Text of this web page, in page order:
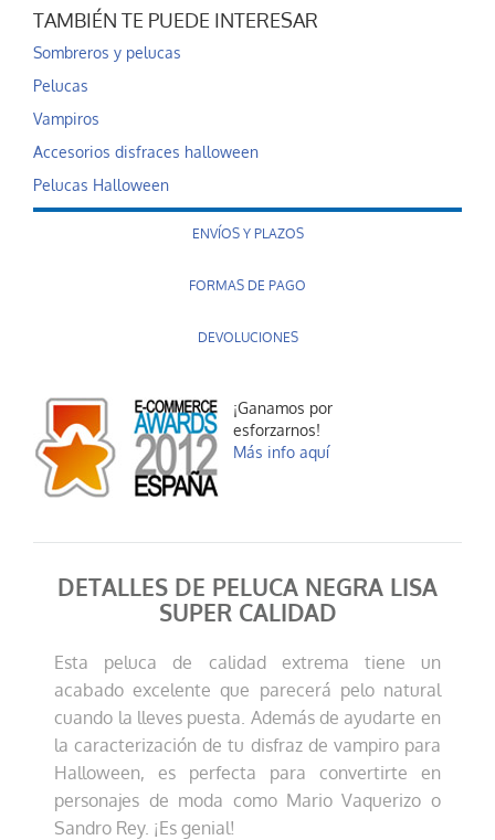
TAMBIÉN TE PUEDE INTERESAR
Sombreros y pelucas
Pelucas
Vampiros
Accesorios disfraces halloween
Pelucas Halloween
ENVÍOS Y PLAZOS
FORMAS DE PAGO
DEVOLUCIONES
¡Ganamos por
esforzarnos!
Más info aquí
DETALLES DE PELUCA NEGRA LISA
SUPER CALIDAD
Esta peluca de calidad extrema tiene un
acabado excelente que parecerá pelo natural
cuando la lleves puesta. Además de ayudarte en
la caracterización de tu disfraz de vampiro para
Halloween, es perfecta para convertirte en
personajes de moda como Mario Vaquerizo o
Sandro Rey. ¡Es genial!